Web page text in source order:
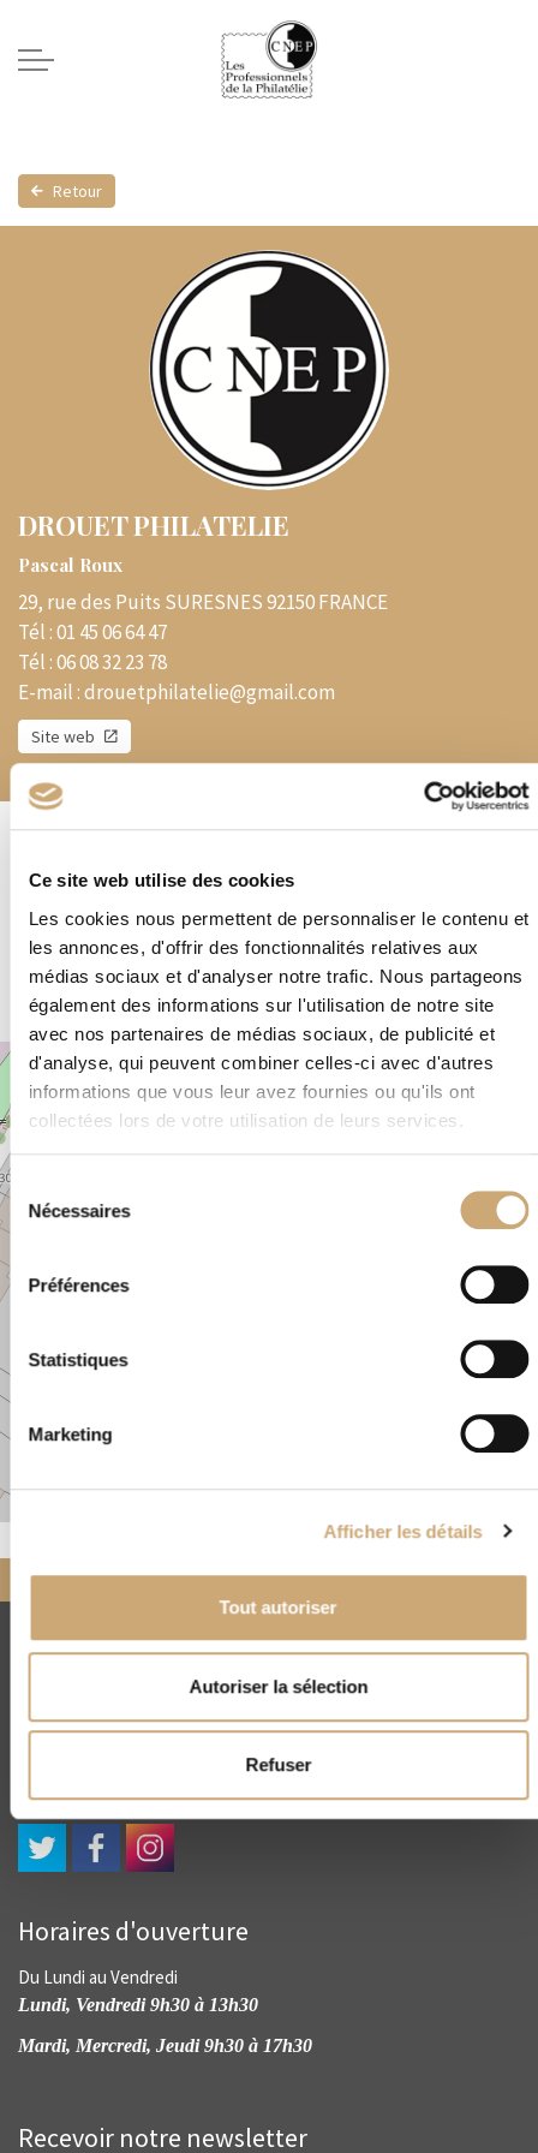
Ce site web utilise des cookies
Les cookies nous permettent de personnaliser le contenu et
les annonces, d'offrir des fonctionnalités relatives aux
médias sociaux et d'analyser notre trafic. Nous partageons
également des informations sur l'utilisation de notre site
avec nos partenaires de médias sociaux, de publicité et
d'analyse, qui peuvent combiner celles-ci avec d'autres
informations que vous leur avez fournies ou qu'ils ont
collectées lors de votre utilisation de leurs services.
Sélection
Nécessaires
Préférences
Statistiques
Marketing
Afficher les détails
Tout autoriser
Autoriser la sélection
Refuser
Retour
DROUET PHILATELIE
Pascal Roux
29, rue des Puits SURESNES 92150 FRANCE
Tél :01 45 06 64 47
Tél :06 08 32 23 78
E-mail :drouetphilatelie@gmail.com
Site web
Spécialités
Pochettes en gros par pays et thématiques – Timbres en quantité
Années complètes France, Monaco, Dom Tom et Monde entier –
Billets de banque – Pièces de monnaie
+
−
Accueil Nos négociants partenaires DROUET PHILATELIE
CNEP
4, rue Drouot - 75009 Paris
(+33) 01 45 23 00 56
Horaires d'ouverture
Du Lundi au Vendredi
Lundi, Vendredi 9h30 à 13h30
Mardi, Mercredi, Jeudi 9h30 à 17h30
Recevoir notre newsletter